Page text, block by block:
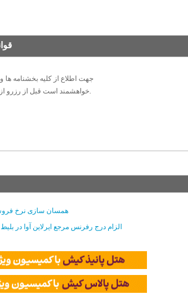
⚠️
جهت اطلاع از کلیه بخشنامه ها و
خواهشمند است قبل از رزرو از طریق لینک زیربررسی و مطالعه گردند.
همسان سازی نرخ فروش
الزام درج رفرنس مرجع ایرلاین آوا در